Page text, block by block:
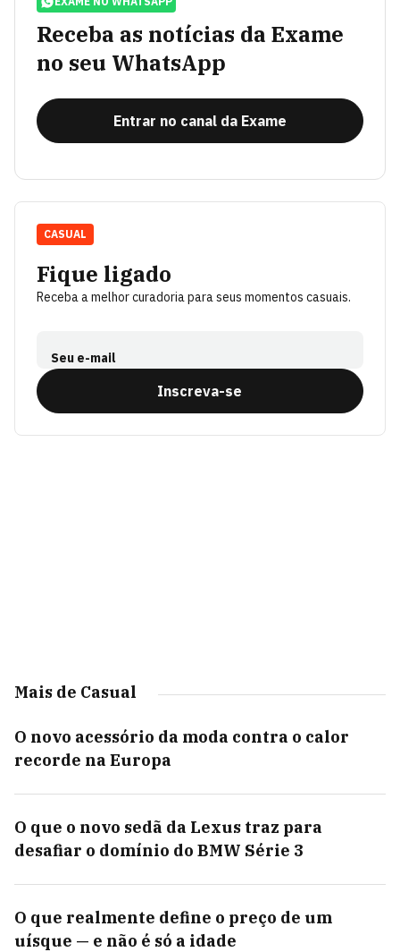
Receba as notícias da Exame
no seu WhatsApp
Entrar no canal da Exame
Fique ligado
Receba a melhor curadoria para seus momentos casuais.
Seu e-mail
Inscreva-se
CASUAL
Mais de Casual
O novo acessório da moda contra o calor
recorde na Europa
O que o novo sedã da Lexus traz para
desafiar o domínio do BMW Série 3
O que realmente define o preço de um
uísque — e não é só a idade